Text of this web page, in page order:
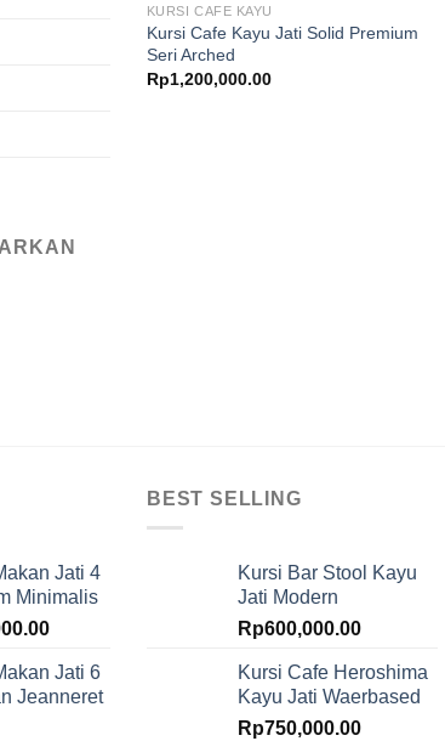
KURSI CAFE KAYU
Kursi Cafe Kayu Jati Solid Premium
Seri Arched
Rp1,200,000.00
Jati 4
Minimalis
Jati 6
Jeanneret
BEST SELLING
Kursi Bar Stool Kayu
Jati Modern
Rp600,000.00
Kursi Cafe Heroshima
Kayu Jati Waerbased
Rp750,000.00